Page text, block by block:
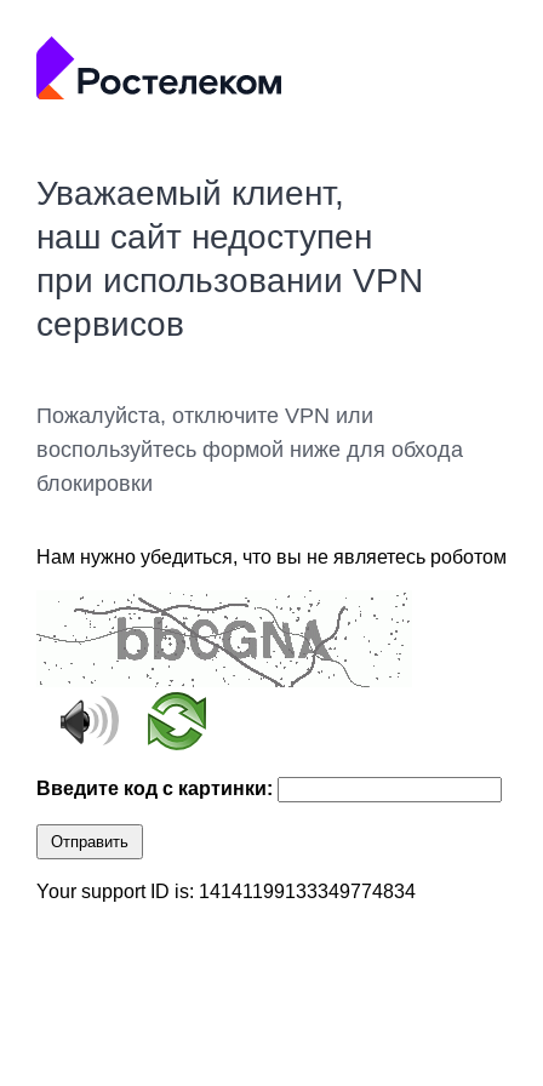
Уважаемый клиент,
наш сайт недоступен
при использовании VPN
сервисов
Пожалуйста, отключите VPN или
воспользуйтесь формой ниже для обхода
блокировки
Нам нужно убедиться, что вы не являетесь роботом
Введите код с картинки:
Отправить
Your support ID is: 14141199133349774834